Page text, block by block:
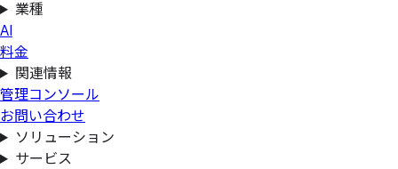
業種
AI
料金
関連情報
管理コンソール
お問い合わせ
ソリューション
サービス